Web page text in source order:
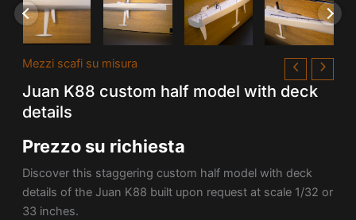
Mezzi scafi su misura
Juan K88 custom half model with deck
details
Prezzo su richiesta
Discover this staggering custom half model with deck
details of the Juan K88 built upon request at scale 1/32 or
33 inches.